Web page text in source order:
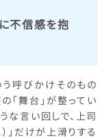
不信感を抱
う呼びかけそのもの
「舞台」が整ってい
な言い回しで、上司
」だけが上滑りする